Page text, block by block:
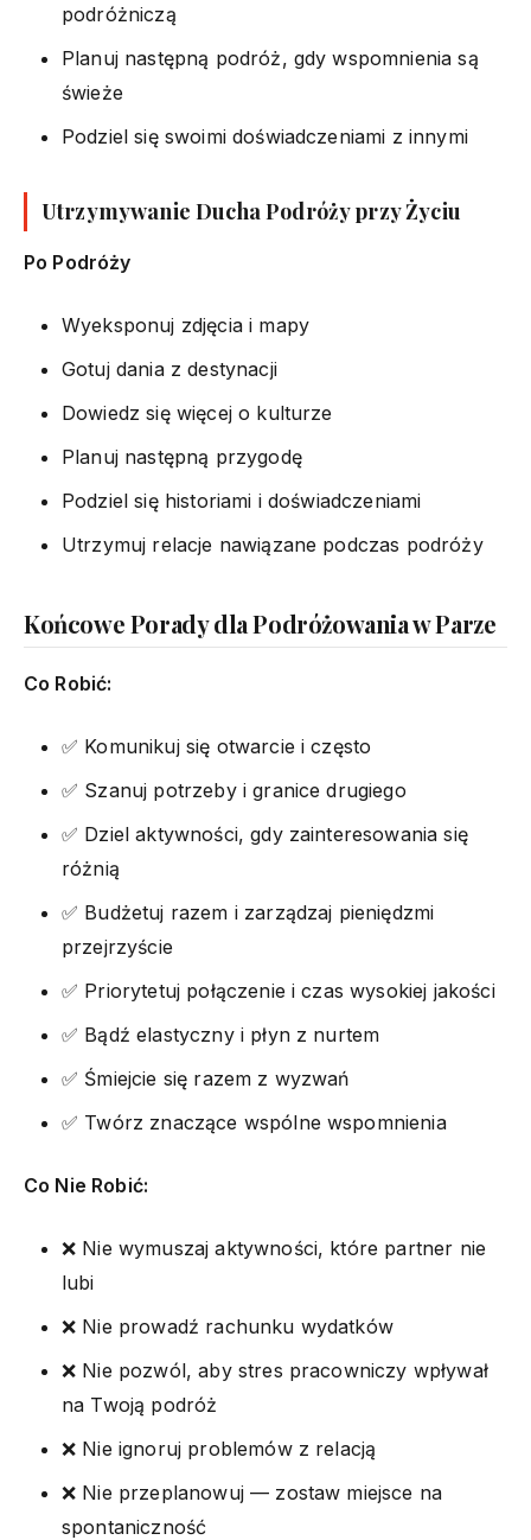
podróżniczą
Planuj następną podróż, gdy wspomnienia są
świeże
Podziel się swoimi doświadczeniami z innymi
Utrzymywanie Ducha Podróży przy Życiu
Po Podróży
Wyeksponuj zdjęcia i mapy
Gotuj dania z destynacji
Dowiedz się więcej o kulturze
Planuj następną przygodę
Podziel się historiami i doświadczeniami
Utrzymuj relacje nawiązane podczas podróży
Końcowe Porady dla Podróżowania w Parze
Co Robić:
✅ Komunikuj się otwarcie i często
✅ Szanuj potrzeby i granice drugiego
✅ Dziel aktywności, gdy zainteresowania się
różnią
✅ Budżetuj razem i zarządzaj pieniędzmi
przejrzyście
✅ Priorytetuj połączenie i czas wysokiej jakości
✅ Bądź elastyczny i płyn z nurtem
✅ Śmiejcie się razem z wyzwań
✅ Twórz znaczące wspólne wspomnienia
Co Nie Robić:
❌ Nie wymuszaj aktywności, które partner nie
lubi
❌ Nie prowadź rachunku wydatków
❌ Nie pozwól, aby stres pracowniczy wpływał
na Twoją podróż
❌ Nie ignoruj problemów z relacją
❌ Nie przeplanowuj — zostaw miejsce na
spontaniczność